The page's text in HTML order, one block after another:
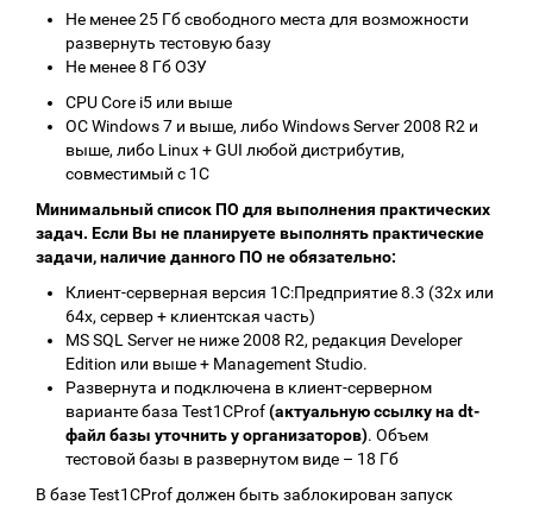
Не менее 25 Гб свободного места для возможности
развернуть тестовую базу
Не менее 8 Гб ОЗУ
CPU Core i5 или выше
ОС Windows 7 и выше, либо Windows Server 2008 R2 и
выше, либо Linux + GUI любой дистрибутив,
совместимый с 1С
Минимальный список ПО для выполнения практических
задач. Если Вы не планируете выполнять практические
задачи, наличие данного ПО не обязательно:
Клиент-серверная версия 1С:Предприятие 8.3 (32х или
64х, сервер + клиентская часть)
MS SQL Server не ниже 2008 R2, редакция Developer
Edition или выше + Management Studio.
Развернута и подключена в клиент-серверном
варианте база Test1CProf(актуальную ссылку на dt-
файл базы уточнить у организаторов). Объем
тестовой базы в развернутом виде – 18 Гб
В базе Test1CProf должен быть заблокирован запуск